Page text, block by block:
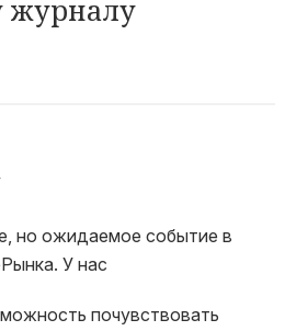
журналу
но ожидаемое событие в
У нас
почувствовать